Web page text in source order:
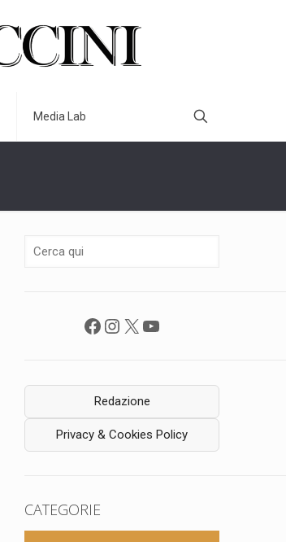
Media Lab
Facebook
Instagram
X YouTube
Redazione
Privacy & Cookies Policy
CATEGORIE